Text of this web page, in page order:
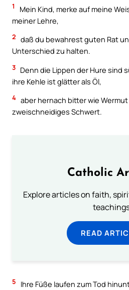
1
Mein Kind, merke auf meine
meiner Lehre,
2 daß du bewahrest guten Rat
Unterschied zu halten.
3 Denn die Lippen der Hure sind
ihre Kehle ist glätter als Öl,
4 aber hernach bitter wie
zweischneidiges Schwert.
Catholic
Explore articles on faith,
READ
5
Ihre Füße laufen zum Tod